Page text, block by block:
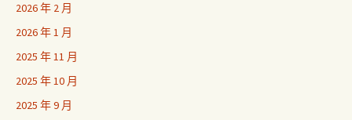
2026 年 2 月
2026 年 1 月
2025 年 11 月
2025 年 10 月
2025 年 9 月